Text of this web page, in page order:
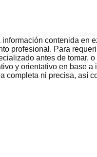
contenida en
profesional. Para
antes de tomar,
y orientativo en base
completa ni precisa, así